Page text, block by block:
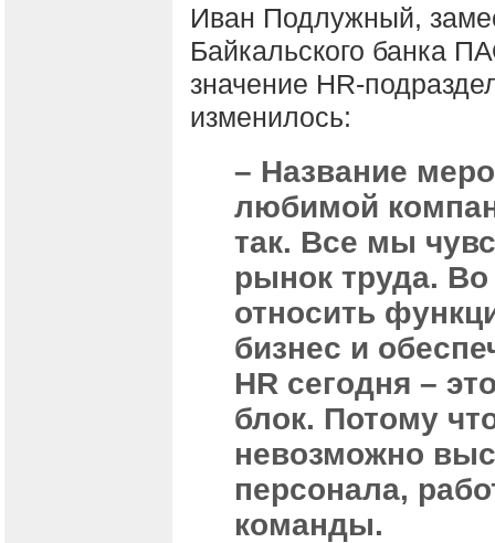
Иван Подлужный,
Байкальского банка
значение НR-
изменилось:
– Название
любимой
так. Все мы
рынок труда.
относить
бизнес и
НR сегодня –
блок. Потому
невозможно
персонала,
команды.